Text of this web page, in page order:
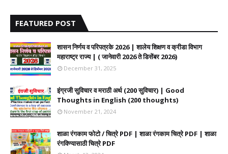
FEATURED POST
शासन निर्णय व परिपत्रके 2026 | शालेय शिक्षण व क्रीडा विभाग
महाराष्ट्र राज्य | ( जानेवारी 2026 ते डिसेंबर 2026)
December 31, 2025
इंग्रजी सुविचार व मराठी अर्थ (200 सुविचार) | Good
Thoughts in English (200 thoughts)
November 21, 2024
शाळा रंगकाम फोटो / चित्रे PDF | शाळा रंगकाम चित्रे PDF | शाळा
रंगविण्यासाठी चित्रे PDF